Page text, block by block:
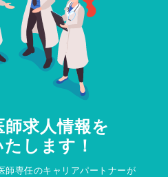
求人情報を
します！
師専任のキャリアパートナーが